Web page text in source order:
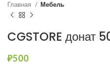
Главная Мебель
CGSTORE донат
₽500